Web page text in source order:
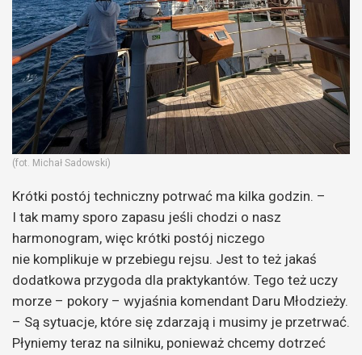
(fot. Michał Sadowski)
Krótki postój techniczny potrwać ma kilka godzin. –
I tak mamy sporo zapasu jeśli chodzi o nasz
harmonogram, więc krótki postój niczego
nie komplikuje w przebiegu rejsu. Jest to też jakaś
dodatkowa przygoda dla praktykantów. Tego też uczy
morze – pokory – wyjaśnia komendant Daru Młodzieży.
– Są sytuacje, które się zdarzają i musimy je przetrwać.
Płyniemy teraz na silniku, ponieważ chcemy dotrzeć